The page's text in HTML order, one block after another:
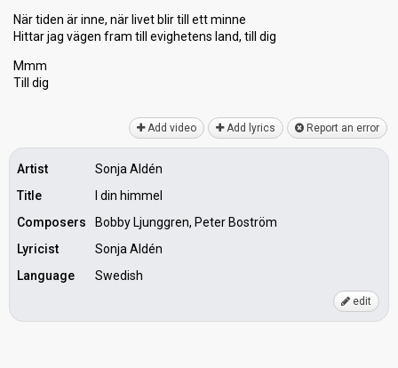
När tiden är inne, när livet blir till ett minne
Hittar jag vägen fram till evighetenѕ lаnd, till dig
Mmm
Till dig
Add video Add lyrics Report an error
Artist
Sonja Aldén
Title
I din himmel
Composers
Bobby Ljunggren, Peter Boström
Lyricist
Sonja Aldén
Language
Swedish
edit